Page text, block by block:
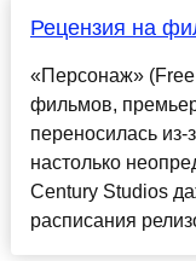
Рецензия на
«Персонаж» (Free
фильмов,
переносилась
настолько
Century Studios
расписания